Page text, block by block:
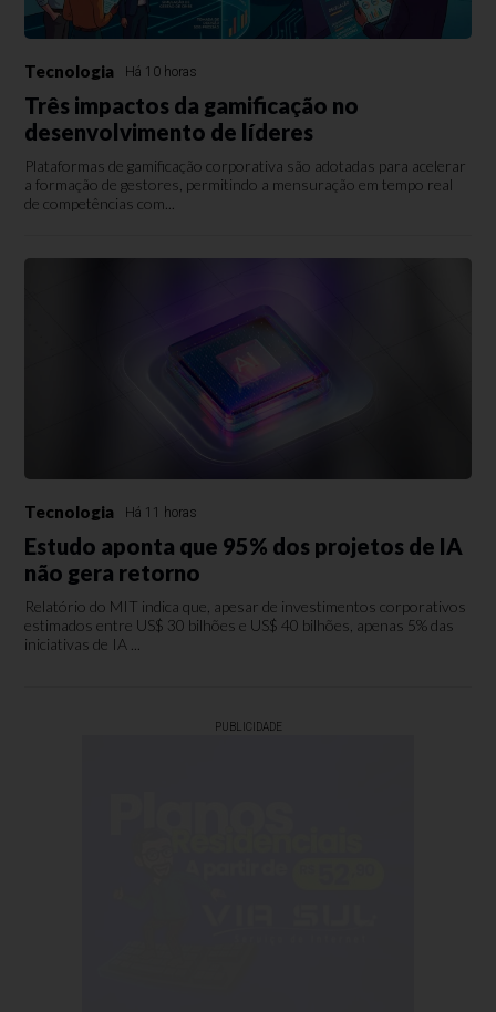
Tecnologia Há 10 horas
Três impactos da gamificação no
desenvolvimento de líderes
Plataformas de gamificação corporativa são adotadas para acelerar
a formação de gestores, permitindo a mensuração em tempo real
de competências com...
Tecnologia Há 11 horas
Estudo aponta que 95% dos projetos de IA
não gera retorno
Relatório do MIT indica que, apesar de investimentos corporativos
estimados entre US$ 30 bilhões e US$ 40 bilhões, apenas 5% das
iniciativas de IA ...
PUBLICIDADE